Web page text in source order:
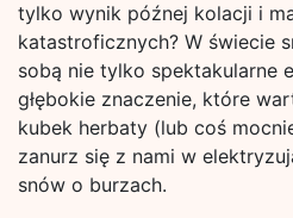
tylko wynik późnej kolacji i
katastroficznych? W świecie
sobą nie tylko spektakularne
głębokie znaczenie, które
kubek herbaty (lub coś
zanurz się z nami w
snów o burzach.